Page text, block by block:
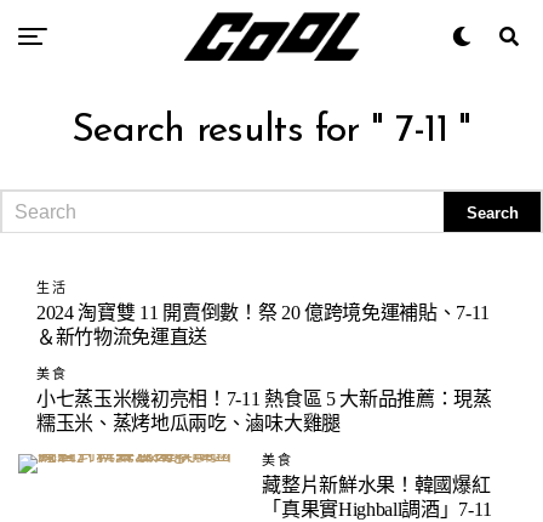
Search results for " 7-11 "
生活
2024 淘寶雙 11 開賣倒數！祭 20 億跨境免運補貼、7-11
＆新竹物流免運直送
美食
小七蒸玉米機初亮相！7-11 熱食區 5 大新品推薦：現蒸
糯玉米、蒸烤地瓜兩吃、滷味大雞腿
美食
藏整片新鮮水果！韓國爆紅
「真果實Highball調酒」7-11